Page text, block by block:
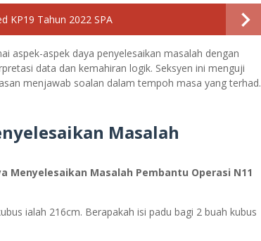
KP19 Tahun 2022 SPA
aspek-aspek daya penyelesaikan masalah dengan
data dan kemahiran logik. Seksyen ini menguji
menjawab soalan dalam tempoh masa yang terhad.
Masalah
Menyelesaikan Masalah Pembantu Operasi N11
ialah 216cm. Berapakah isi padu bagi 2 buah kubus